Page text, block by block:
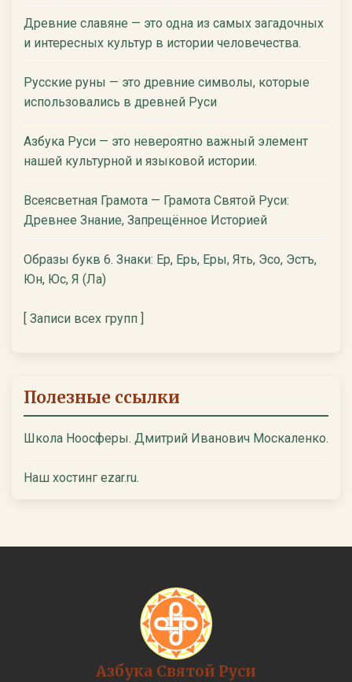
Древние славяне — это одна из самых загадочных
и интересных культур в истории человечества.
Русские руны — это древние символы, которые
использовались в древней Руси
Азбука Руси — это невероятно важный элемент
нашей культурной и языковой истории.
Всеясветная Грамота — Грамота Святой Руси:
Древнее Знание, Запрещённое Историей
Образы букв 6. Знаки: Ер, Ерь, Еры, Ять, Эсо, Эстъ,
Юн, Юс, Я (Ла)
[ Записи всех групп ]
Полезные ссылки
Школа Ноосферы. Дмитрий Иванович Москаленко.
Наш хостинг ezar.ru.
Азбука Святой Руси